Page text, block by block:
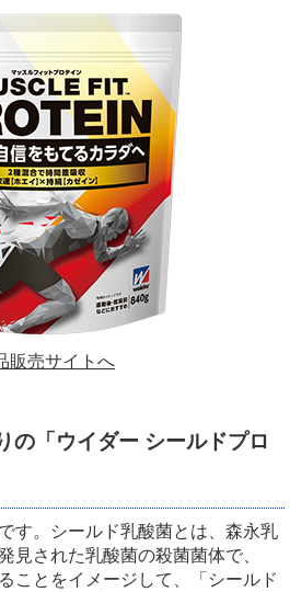
販売サイトへ
の「ウイダー シールドプロ
す。シールド乳酸菌とは、森永乳
見された乳酸菌の殺菌菌体で、
ことをイメージして、「シールド